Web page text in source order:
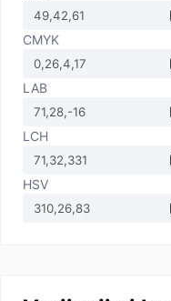
CMYK
LAB
LCH
HSV